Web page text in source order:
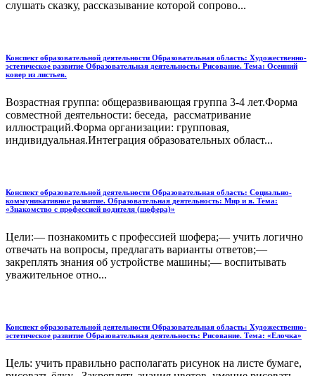
слушать сказку, рассказывание которой сопрово...
Конспект образовательной деятельности Образовательная область: Художественно-
эстетическое развитие Образовательная деятельность: Рисование. Тема: Осенний
ковер из листьев.
Возрастная группа: общеразвивающая группа 3-4 лет.Форма
совместной деятельности: беседа, рассматривание
иллюстраций.Форма организации: групповая,
индивидуальная.Интеграция образовательных област...
Конспект образовательной деятельности Образовательная область: Социально-
коммуникативное развитие. Образовательная деятельность: Мир и я. Тема:
«Знакомство с профессией водителя (шофера)»
Цели:— познакомить с профессией шофера;— учить логично
отвечать на вопросы, предлагать варианты ответов;—
закреплять знания об устройстве машины;— воспитывать
уважительное отно...
Конспект образовательной деятельности Образовательная область: Художественно-
эстетическое развитие Образовательная деятельность: Рисование. Тема: «Елочка»
Цель: учить правильно располагать рисунок на листе бумаге,